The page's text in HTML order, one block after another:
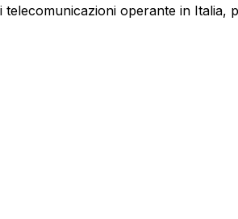
telecomunicazioni operante in